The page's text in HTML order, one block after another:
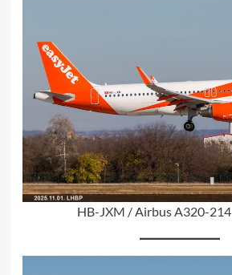
HB-JXM / Airbus A320-